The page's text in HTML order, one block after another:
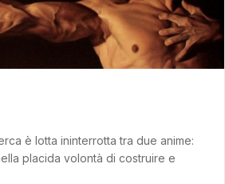
è lotta ininterrotta tra due anime:
placida volontà di costruire e